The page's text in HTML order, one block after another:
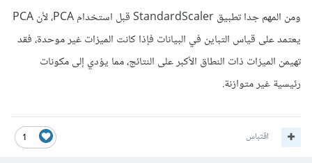
ومن المهم جدا تطبيق StandardScaler قبل استخدام PCA، لأن PCA
يعتمد على قياس التباين في البيانات فإذا كانت الميزات غير موحدة، فقد
تهيمن الميزات ذات النطاق الأكبر على النتائج، مما يؤدي إلى مكونات
رئيسية غير متوازنة.
1 اقتباس